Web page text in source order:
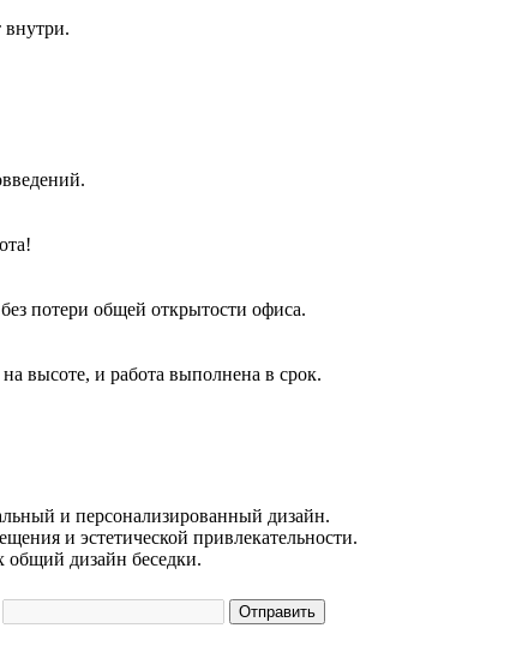
внутри.
потери общей открытости офиса.
высоте, и работа выполнена в срок.
и персонализированный дизайн.
и эстетической привлекательности.
дизайн беседки.
Отправить